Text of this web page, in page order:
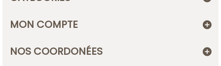
MON COMPTE
NOS COORDONÉES